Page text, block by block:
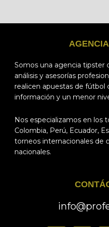
Somos una agencia tipster
análisis y asesorías
realicen apuestas de fútbol
información y un menor
Nos especializamos en los
Colombia, Perú, Ecuador,
torneos internacionales de
nacionales.